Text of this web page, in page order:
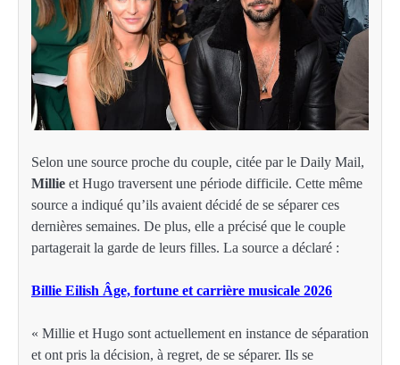
Selon une source proche du couple, citée par le Daily Mail,
Millie et Hugo traversent une période difficile. Cette même
source a indiqué qu’ils avaient décidé de se séparer ces
dernières semaines. De plus, elle a précisé que le couple
partagerait la garde de leurs filles. La source a déclaré :
Billie Eilish Âge, fortune et carrière musicale 2026
« Millie et Hugo sont actuellement en instance de séparation
et ont pris la décision, à regret, de se séparer. Ils se